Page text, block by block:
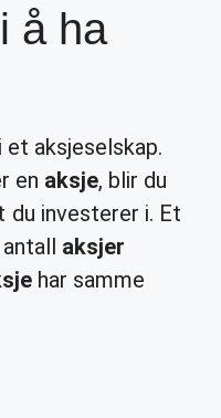
å ha
et aksjeselskap.
en aksje, blir du
du investerer i. Et
aksjer
har samme